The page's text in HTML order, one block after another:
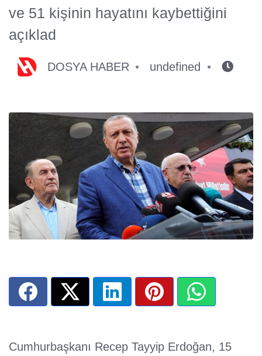
ve 51 kişinin hayatını kaybettiğini
açıklad
DOSYA HABER undefined
Cumhurbaşkanı Recep Tayyip Erdoğan, 15